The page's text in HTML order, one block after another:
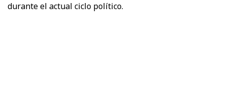
durante el actual ciclo político.